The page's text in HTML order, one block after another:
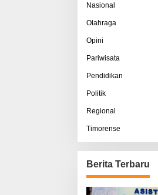
Nasional
Olahraga
Opini
Pariwisata
Pendidikan
Politik
Regional
Timorense
Berita Terbaru